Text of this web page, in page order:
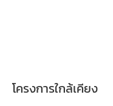
โครงการใกล้เคียง